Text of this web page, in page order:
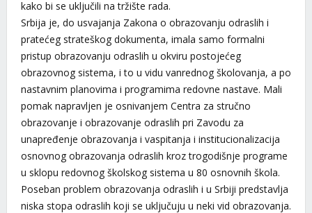
kako bi se uključili na tržište rada.
Srbija je, do usvajanja Zakona o obrazovanju odraslih i
pratećeg strateškog dokumenta, imala samo formalni
pristup obrazovanju odraslih u okviru postojećeg
obrazovnog sistema, i to u vidu vanrednog školovanja, a po
nastavnim planovima i programima redovne nastave. Mali
pomak napravljen je osnivanjem Centra za stručno
obrazovanje i obrazovanje odraslih pri Zavodu za
unapređenje obrazovanja i vaspitanja i institucionalizacija
osnovnog obrazovanja odraslih kroz trogodišnje programe
u sklopu redovnog školskog sistema u 80 osnovnih škola.
Poseban problem obrazovanja odraslih i u Srbiji predstavlja
niska stopa odraslih koji se uključuju u neki vid obrazovanja.